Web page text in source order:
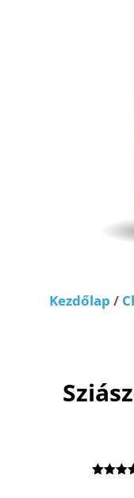
Kezdőlap /